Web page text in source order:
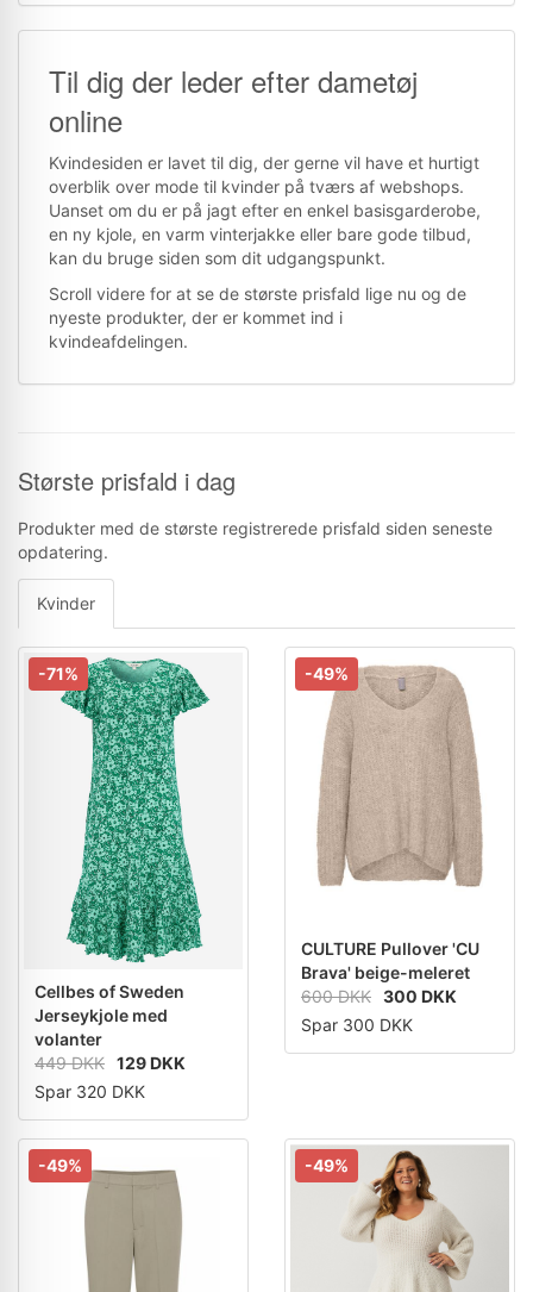
Til dig der leder efter dametøj
online
Kvindesiden er lavet til dig, der gerne vil have et hurtigt
overblik over mode til kvinder på tværs af webshops.
Uanset om du er på jagt efter en enkel basisgarderobe,
en ny kjole, en varm vinterjakke eller bare gode tilbud,
kan du bruge siden som dit udgangspunkt.
Scroll videre for at se de største prisfald lige nu og de
nyeste produkter, der er kommet ind i
kvindeafdelingen.
Største prisfald i dag
Produkter med de største registrerede prisfald siden seneste
opdatering.
Kvinder
-71%
Cellbes of Sweden
Jerseykjole med
volanter
449 DKK 129 DKK
Spar 320 DKK
-49%
CULTURE Pullover 'CU
Brava' beige-meleret
600 DKK 300 DKK
Spar 300 DKK
-49% -49%